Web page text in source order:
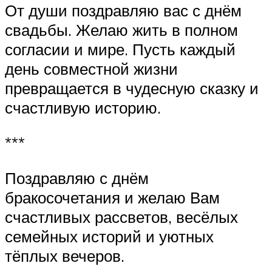
От души поздравляю вас с днём
свадьбы. Желаю жить в полном
согласии и мире. Пусть каждый
день совместной жизни
превращается в чудесную сказку и
счастливую историю.
***
Поздравляю с днём
бракосочетания и желаю Вам
счастливых рассветов, весёлых
семейных историй и уютных
тёплых вечеров.